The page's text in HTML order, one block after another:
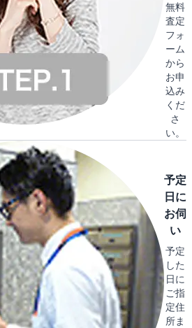
無料
査定
フォ
ーム
から
お申
込み
くだ
さ
い。
予定
日に
お伺
い
予定
した
日に
ご指
定住
所ま